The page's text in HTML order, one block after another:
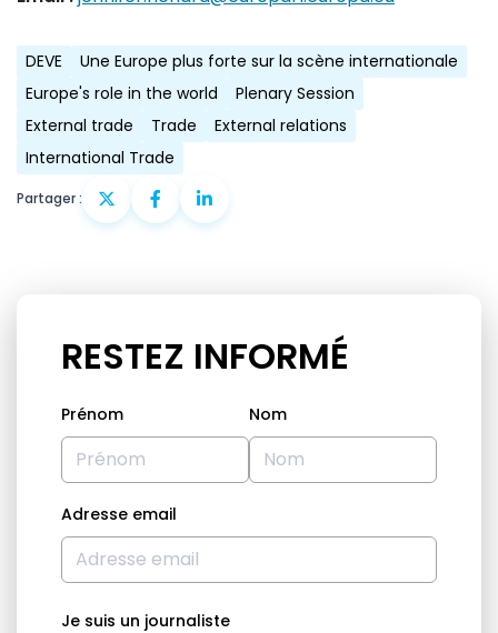
DEVE
Une Europe plus forte sur la scène internationale
Europe's role in the world
Plenary Session
External trade
Trade
External relations
International Trade
Partager :
RESTEZ INFORMÉ
Prénom Nom
Adresse email
Je suis un journaliste